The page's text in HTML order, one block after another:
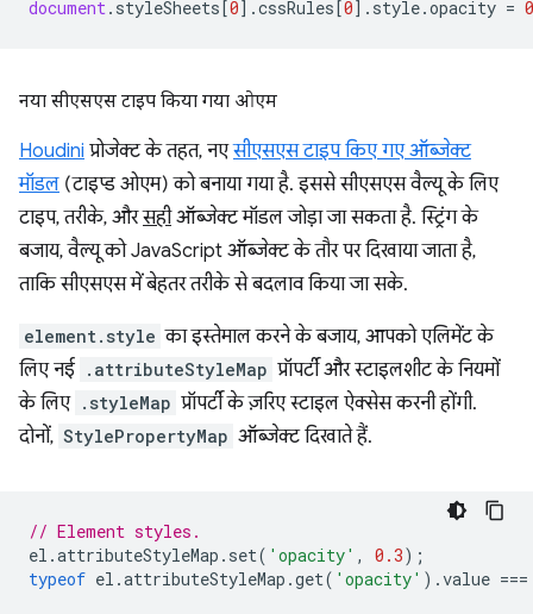
document. styleSheets[0].cssRules[0]. style.opacity =
नया सीएसएस टाइप किया गया ओएम
Houdini प्रोजेक्ट के तहत, नएसीएसएस टाइप किए गए ऑब्जेक्ट
मॉडल (टाइप्ड ओएम) को बनाया गया है. इससे सीएसएस वैल्यू के लिए
टाइप, तरीके, औरसहीऑब्जेक्ट मॉडल जोड़ा जा सकता है. स्ट्रिंग के
बजाय, वैल्यू को JavaScript ऑब्जेक्ट के तौर पर दिखाया जाता है,
ताकि सीएसएस में बेहतर तरीके से बदलाव किया जा सके.
element.style का इस्तेमाल करने के बजाय, आपको एलिमेंट के
लिए नई .attributeStyleMap प्रॉपर्टी और स्टाइलशीट के नियमों
के लिए .styleMap प्रॉपर्टी के ज़रिए स्टाइल ऐक्सेस करनी होंगी.
दोनों, StylePropertyMap ऑब्जेक्ट दिखाते हैं.
// Element styles.
el .attributeStyleMap . set( 'opacity' , 0.3);
typeof el .attributeStyleMap .get( 'opacity' ).value ===